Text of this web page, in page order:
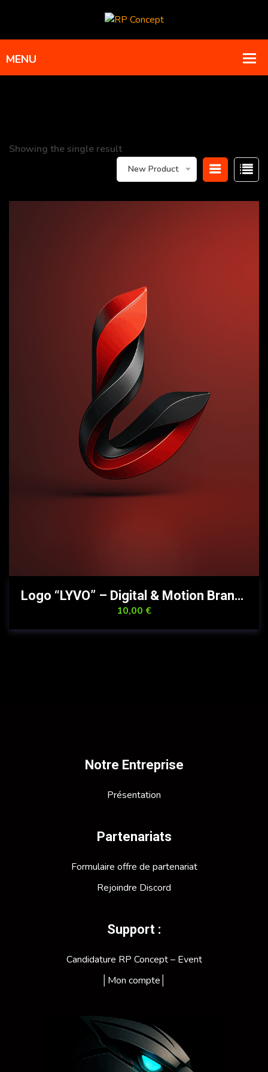
Showing the single result
New Product
Logo “LYVO” – Digital & Motion Brand 10 €
10,00 €
Notre Entreprise
Présentation
Partenariats
Formulaire offre de partenariat
Rejoindre Discord
Support :
Candidature RP Concept – Event
│Mon compte│